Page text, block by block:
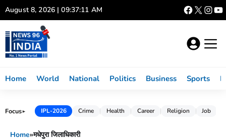
Skip
to
content
August 8, 2026 | 09:37:11 AM
Home World National Politics Business Sports
Focus► IPL-2026 Crime Health Career Religion Job
Home»मधेपुरा जिलाधिकारी